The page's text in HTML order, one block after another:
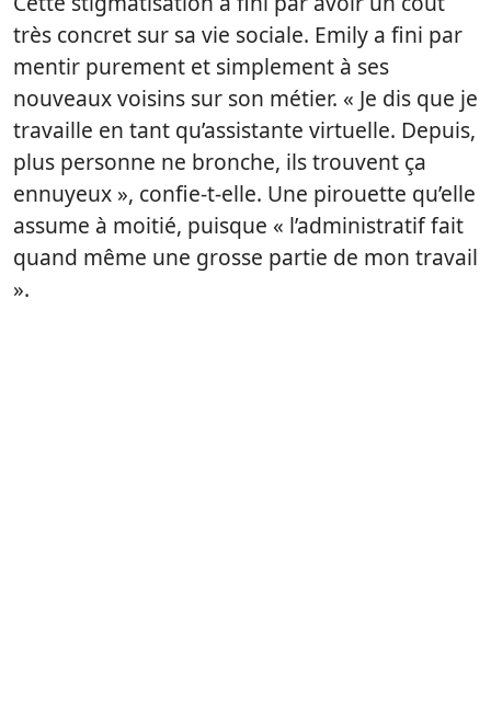
très concret sur sa vie sociale. Emily a fini par
mentir purement et simplement à ses
nouveaux voisins sur son métier. « Je dis que je
travaille en tant qu’assistante virtuelle. Depuis,
plus personne ne bronche, ils trouvent ça
ennuyeux », confie-t-elle. Une pirouette qu’elle
assume à moitié, puisque « l’administratif fait
quand même une grosse partie de mon travail
».